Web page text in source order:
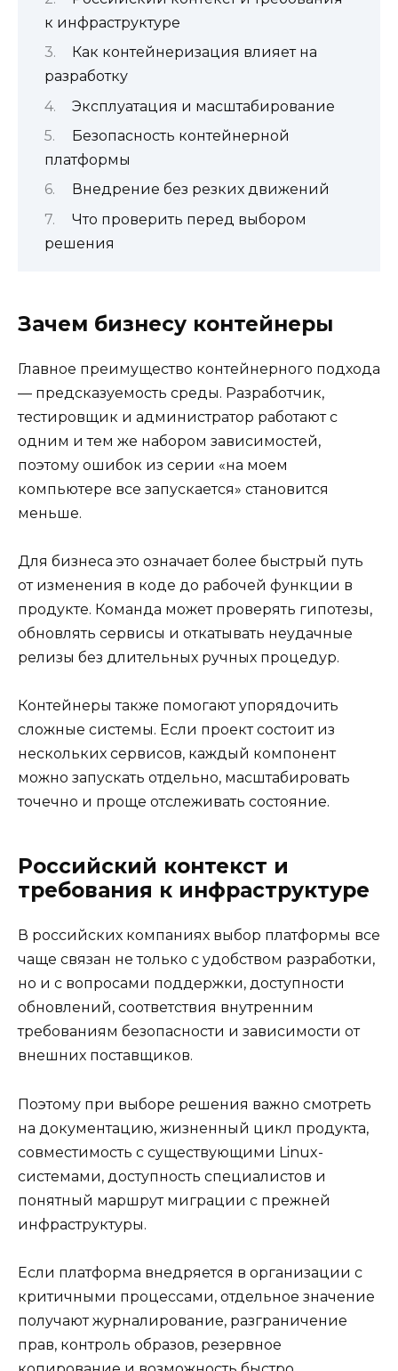
к инфраструктуре
Как контейнеризация влияет на
разработку
Эксплуатация и масштабирование
Безопасность контейнерной
платформы
Внедрение без резких движений
Что проверить перед выбором
решения
Зачем бизнесу контейнеры
Главное преимущество контейнерного подхода
— предсказуемость среды. Разработчик,
тестировщик и администратор работают с
одним и тем же набором зависимостей,
поэтому ошибок из серии «на моем
компьютере все запускается» становится
меньше.
Для бизнеса это означает более быстрый путь
от изменения в коде до рабочей функции в
продукте. Команда может проверять гипотезы,
обновлять сервисы и откатывать неудачные
релизы без длительных ручных процедур.
Контейнеры также помогают упорядочить
сложные системы. Если проект состоит из
нескольких сервисов, каждый компонент
можно запускать отдельно, масштабировать
точечно и проще отслеживать состояние.
Российский контекст и
требования к инфраструктуре
В российских компаниях выбор платформы все
чаще связан не только с удобством разработки,
но и с вопросами поддержки, доступности
обновлений, соответствия внутренним
требованиям безопасности и зависимости от
внешних поставщиков.
Поэтому при выборе решения важно смотреть
на документацию, жизненный цикл продукта,
совместимость с существующими Linux-
системами, доступность специалистов и
понятный маршрут миграции с прежней
инфраструктуры.
Если платформа внедряется в организации с
критичными процессами, отдельное значение
получают журналирование, разграничение
прав, контроль образов, резервное